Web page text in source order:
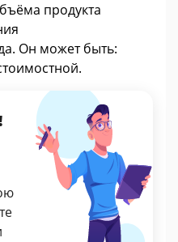
продукта
Он может быть: